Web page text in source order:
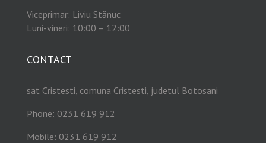
Viceprimar: Liviu Stănuc
Luni-vineri: 10:00 – 12:00
CONTACT
sat Cristesti, comuna Cristesti, judetul Botosani
Phone: 0231 619 912
Mobile: 0231 619 912